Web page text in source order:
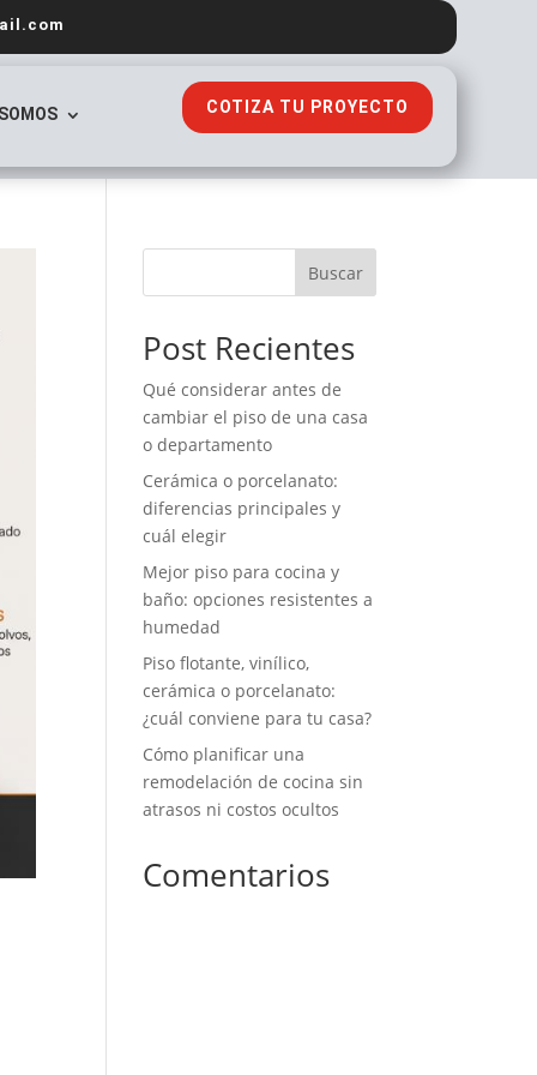
COTIZA TU PROYECTO
Buscar
Post Recientes
Qué considerar antes de
cambiar el piso de una casa
o departamento
Cerámica o porcelanato:
diferencias principales y
cuál elegir
Mejor piso para cocina y
baño: opciones resistentes a
humedad
Piso flotante, vinílico,
cerámica o porcelanato:
¿cuál conviene para tu casa?
Cómo planificar una
remodelación de cocina sin
atrasos ni costos ocultos
Comentarios